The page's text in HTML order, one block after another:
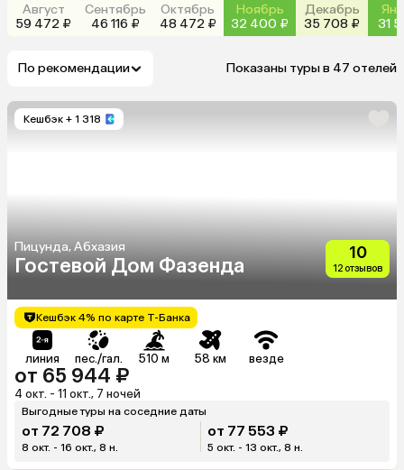
Август
59 472 ₽
Сентябрь
46 116 ₽
Октябрь
48 472 ₽
Ноябрь
32 400 ₽
Декабрь
35 708 ₽
31
По рекомендации Показаны туры в 47 отелей
Кешбэк + 1 318
Пицунда, Абхазия
Гостевой Дом Фазенда
10
12 отзывов
Кешбэк 4% по карте Т-Банка
линия пес./гал. 510 м 58 км везде
от 65 944 ₽
4 окт. - 11 окт., 7 ночей
Выгодные туры на соседние даты
от 72 708 ₽
8 окт. - 16 окт., 8 н.
от 77 553 ₽
5 окт. - 13 окт., 8 н.